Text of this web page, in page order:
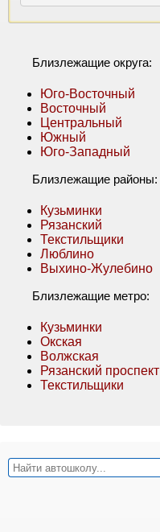
Близлежащие округа:
Юго-Восточный
Восточный
Центральный
Южный
Юго-Западный
Близлежащие районы:
Кузьминки
Рязанский
Текстильщики
Люблино
Выхино-Жулебино
Близлежащие метро:
Кузьминки
Окская
Волжская
Рязанский проспект
Текстильщики